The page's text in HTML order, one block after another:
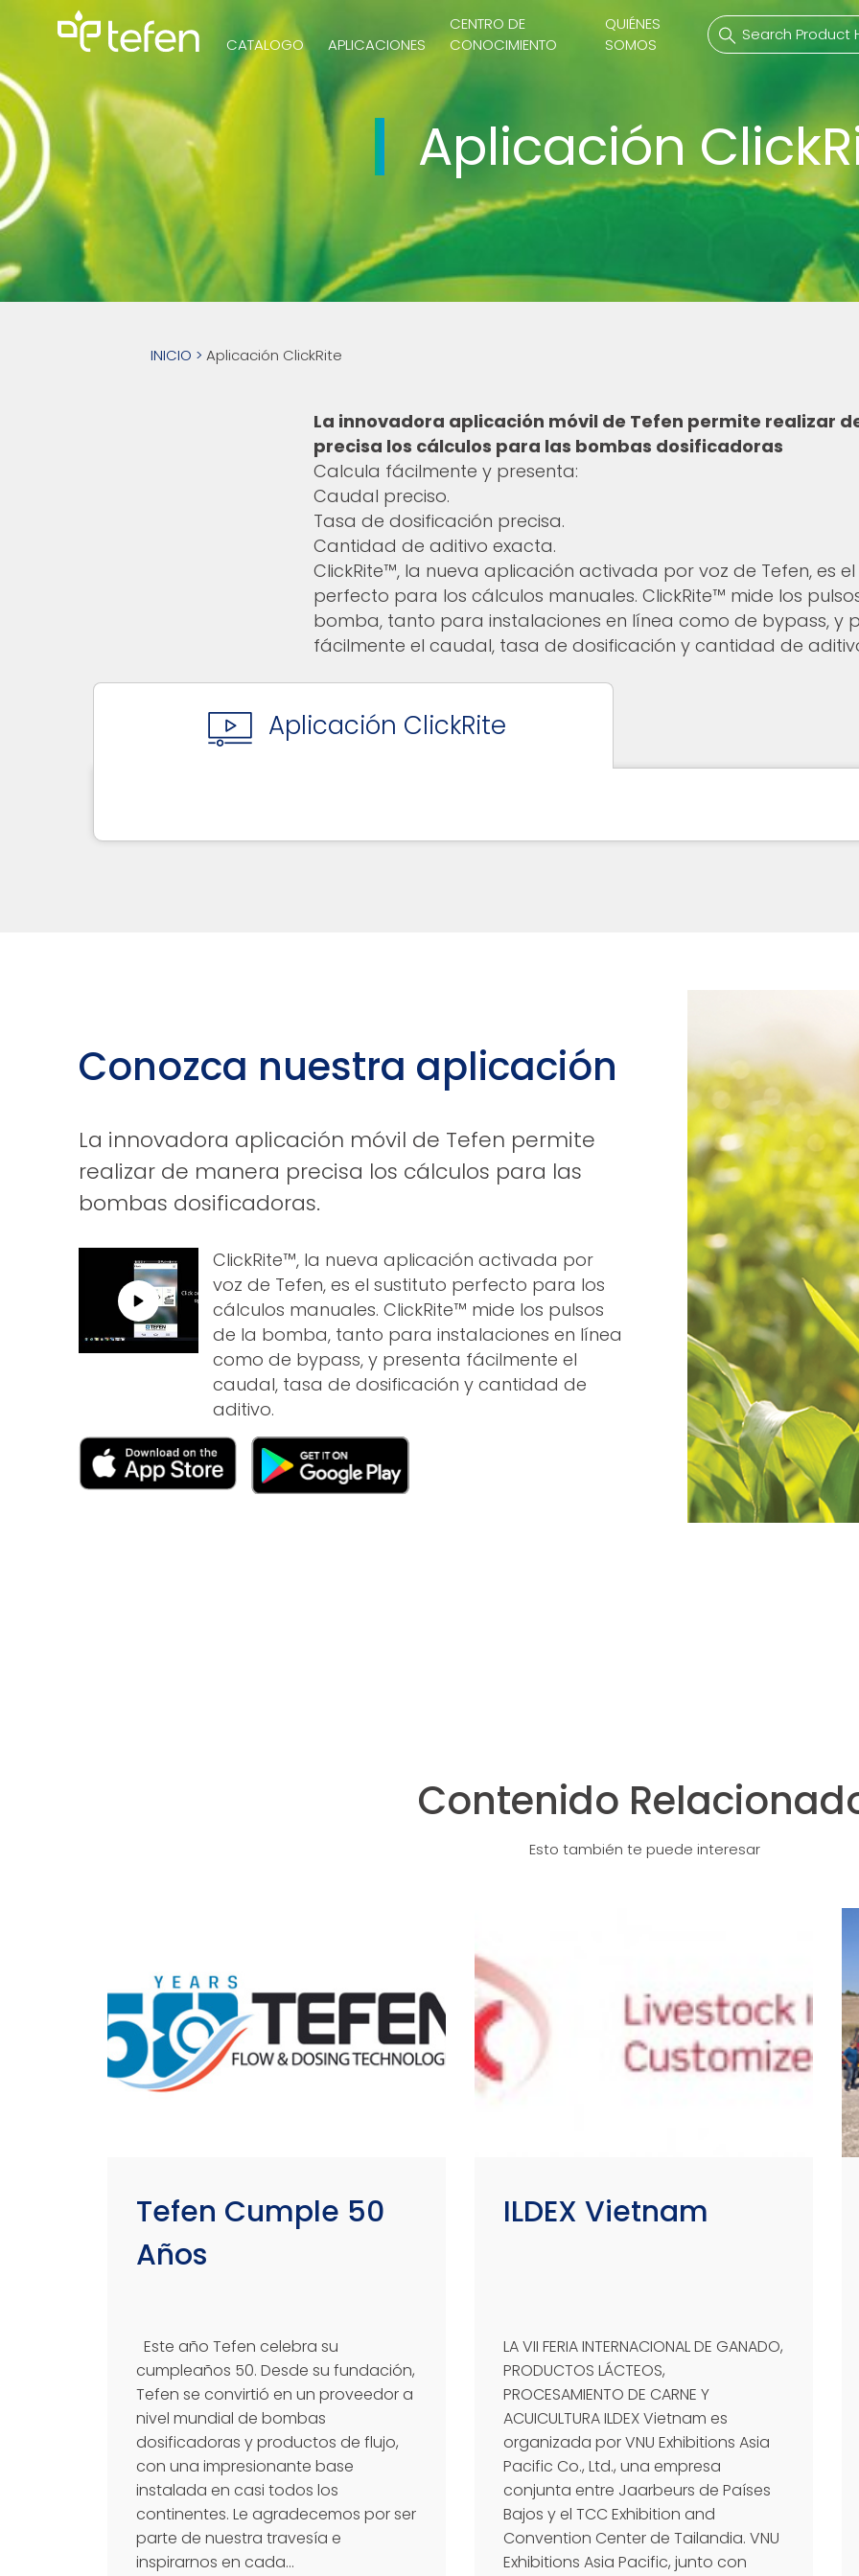
CATALOGO
Bombas Hidráulicas
Bombas Eléctricas
Accurite
PVDF Montaje
Boquillas
APLICACIONES
CENTRO DE
CONOCIMIENTO
QUIÉNES
SOMOS
Aplicación
INICIO > Aplicación ClickRite
La innovadora aplicación móvil de Tefen permite realizar
precisa los cálculos para las bombas dosificadoras
Calcula fácilmente y presenta:
Caudal preciso.
Tasa de dosificación precisa.
Cantidad de aditivo exacta.
ClickRite™, la nueva aplicación activada por voz de Tefen, es
perfecto para los cálculos manuales. ClickRite™ mide los
bomba, tanto para instalaciones en línea como de bypass, y
fácilmente el caudal, tasa de dosificación y cantidad de
Aplicación ClickRite
Conozca nuestra aplicación
La innovadora aplicación móvil de Tefen permite
realizar de manera precisa los cálculos para las
bombas dosificadoras.
ClickRite™, la nueva aplicación activada por
voz de Tefen, es el sustituto perfecto para los
cálculos manuales. ClickRite™ mide los pulsos
de la bomba, tanto para instalaciones en línea
como de bypass, y presenta fácilmente el
caudal, tasa de dosificación y cantidad de
aditivo.
Contenido
Esto también te puede interesar
Tefen Cumple 50
Años
Este año Tefen celebra su
cumpleaños 50. Desde su fundación,
Tefen se convirtió en un proveedor a
nivel mundial de bombas
dosificadoras y productos de flujo,
con una impresionante base
instalada en casi todos los
continentes. Le agradecemos por ser
parte de nuestra travesía e
inspirarnos en cada...
ILDEX Vietnam
LA VII FERIA INTERNACIONAL DE GANADO,
PRODUCTOS LÁCTEOS,
PROCESAMIENTO DE CARNE Y
ACUICULTURA ILDEX Vietnam es
organizada por VNU Exhibitions Asia
Pacific Co., Ltd., una empresa
conjunta entre Jaarbeurs de Países
Bajos y el TCC Exhibition and
Convention Center de Tailandia. VNU
Exhibitions Asia Pacific, junto con